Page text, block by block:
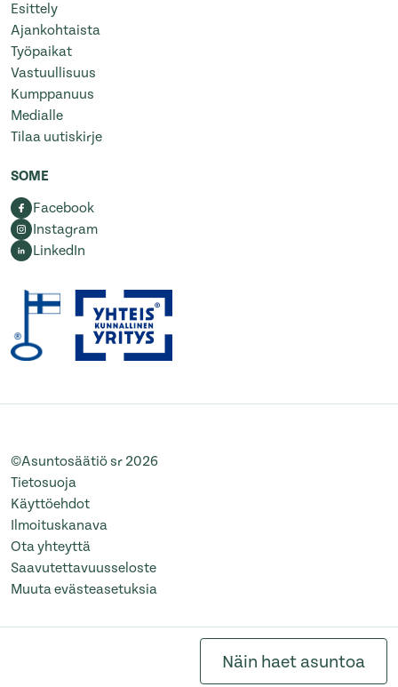
Esittely
Ajankohtaista
Työpaikat
Vastuullisuus
Kumppanuus
Medialle
Tilaa uutiskirje
SOME
Facebook
Instagram
LinkedIn
©Asuntosäätiö sr 2026
Tietosuoja
Käyttöehdot
Ilmoituskanava
Ota yhteyttä
Saavutettavuusseloste
Muuta evästeasetuksia
Näin haet asuntoa